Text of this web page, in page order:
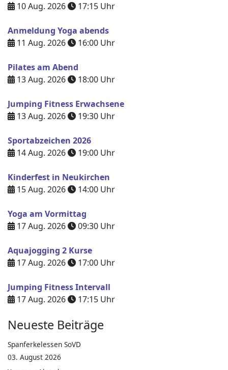
10 Aug. 2026
17:15 Uhr
Anmeldung Yoga abends
11 Aug. 2026
16:00 Uhr
Pilates am Abend
13 Aug. 2026
18:00 Uhr
Jumping Fitness Erwachsene
13 Aug. 2026
19:30 Uhr
Sportabzeichen 2026
14 Aug. 2026
19:00 Uhr
Kinderfest in Neukirchen
15 Aug. 2026
14:00 Uhr
Yoga am Vormittag
17 Aug. 2026
09:30 Uhr
Aquajogging 2 Kurse
17 Aug. 2026
17:00 Uhr
Jumping Fitness Intervall
17 Aug. 2026
17:15 Uhr
Neueste Beiträge
Spanferkelessen SoVD
03. August 2026